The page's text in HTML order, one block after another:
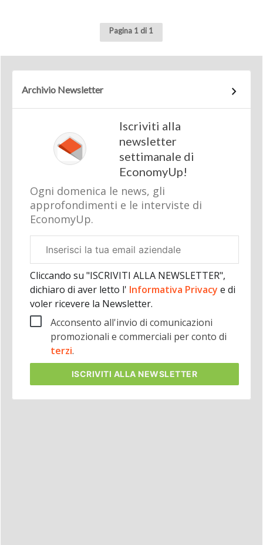
Pagina 1 di 1
Archivio Newsletter
Iscriviti alla
newsletter
settimanale di
EconomyUp!
Ogni domenica le news, gli
approfondimenti e le interviste di
EconomyUp.
aziendale
Cliccando su "ISCRIVITI ALLA NEWSLETTER",
dichiaro di aver letto l' Informativa Privacy e di
voler ricevere la Newsletter.
Acconsento all'invio di comunicazioni
promozionali e commerciali per conto di
terzi.
ISCRIVITI ALLA NEWSLETTER